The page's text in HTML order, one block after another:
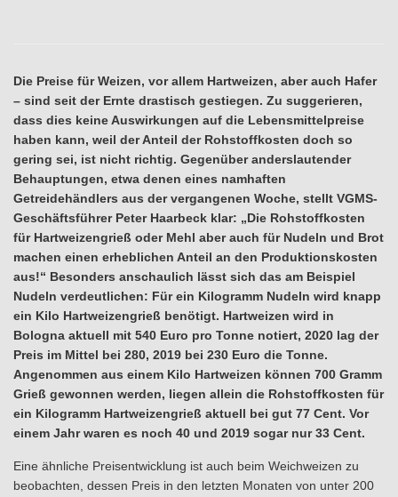
Die Preise für Weizen, vor allem Hartweizen, aber auch Hafer
– sind seit der Ernte drastisch gestiegen. Zu suggerieren,
dass dies keine Auswirkungen auf die Lebensmittelpreise
haben kann, weil der Anteil der Rohstoffkosten doch so
gering sei, ist nicht richtig. Gegenüber anderslautender
Behauptungen, etwa denen eines namhaften
Getreidehändlers aus der vergangenen Woche, stellt VGMS-
Geschäftsführer Peter Haarbeck klar: „Die Rohstoffkosten
für Hartweizengrieß oder Mehl aber auch für Nudeln und Brot
machen einen erheblichen Anteil an den Produktionskosten
aus!“ Besonders anschaulich lässt sich das am Beispiel
Nudeln verdeutlichen: Für ein Kilogramm Nudeln wird knapp
ein Kilo Hartweizengrieß benötigt. Hartweizen wird in
Bologna aktuell mit 540 Euro pro Tonne notiert, 2020 lag der
Preis im Mittel bei 280, 2019 bei 230 Euro die Tonne.
Angenommen aus einem Kilo Hartweizen können 700 Gramm
Grieß gewonnen werden, liegen allein die Rohstoffkosten für
ein Kilogramm Hartweizengrieß aktuell bei gut 77 Cent. Vor
einem Jahr waren es noch 40 und 2019 sogar nur 33 Cent.
Eine ähnliche Preisentwicklung ist auch beim Weichweizen zu
beobachten, dessen Preis in den letzten Monaten von unter 200